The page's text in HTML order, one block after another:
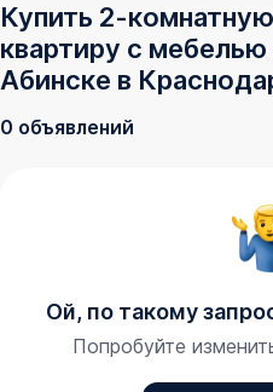
Купить 2-
квартиру с
Абинске в
0 объявлений
Ой, по такому
Попробуйте